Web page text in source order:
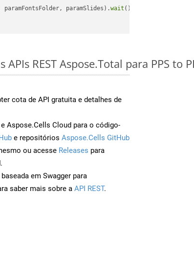
paramFontsFolder, paramSlides).wait ();
REST Aspose.Total para PPS to
cota de API gratuita e detalhes de
Aspose.Cells Cloud para o código-
e repositórios Aspose.Cells GitHub
ou acesse Releases para
em Swagger para
saber mais sobre a API REST.